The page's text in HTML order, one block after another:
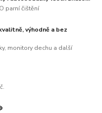
parní čištění
výhodně a bez
monitory dechu a další